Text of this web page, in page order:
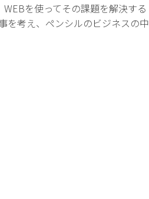
を使ってその課題を解決する
を考え、ペンシルのビジネスの中